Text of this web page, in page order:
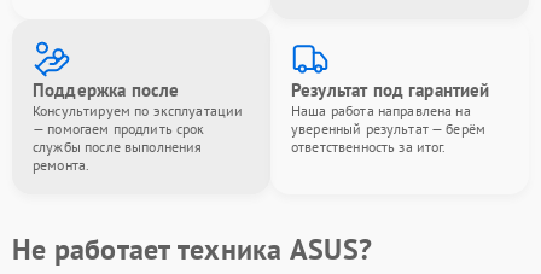
Поддержка после
Консультируем по эксплуатации
— помогаем продлить срок
службы после выполнения
ремонта.
Результат под гарантией
Наша работа направлена на
уверенный результат — берём
ответственность за итог.
Не работает техника ASUS?